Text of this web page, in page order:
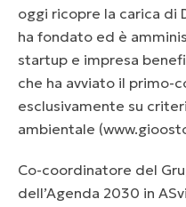
oggi ricopre la carica di
ha fondato ed è
startup e impresa
che ha avviato il primo-
esclusivamente su
ambientale
Co-coordinatore del
dell’Agenda 2030 in